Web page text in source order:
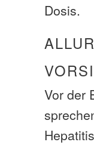
Dosis.
Vor der